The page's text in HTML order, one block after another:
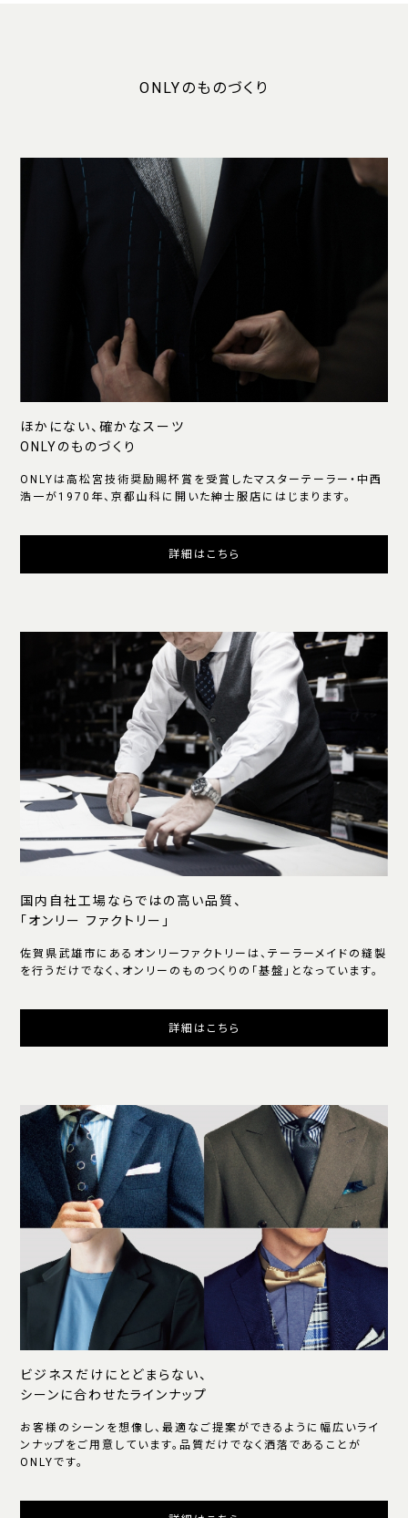
ONLYのものづくり
ほかにない、確かなスーツ
ONLYのものづくり
ONLYは高松宮技術奨励賜杯賞を受賞したマスターテーラー・中西
浩一が1970年、京都山科に開いた紳士服店にはじまります。
詳細はこちら
国内自社工場ならではの高い品質、
「オンリー ファクトリー」
佐賀県武雄市にあるオンリーファクトリーは、テーラーメイドの縫製
を行うだけでなく、オンリーのものつくりの「基盤」となっています。
詳細はこちら
ビジネスだけにとどまらない、
シーンに合わせたラインナップ
お客様のシーンを想像し、最適なご提案ができるように幅広いライ
ンナップをご用意しています。品質だけでなく洒落であることが
ONLYです。